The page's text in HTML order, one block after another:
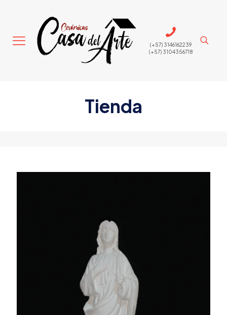
(+57) 3146162239
(+57) 3104356718
Tienda